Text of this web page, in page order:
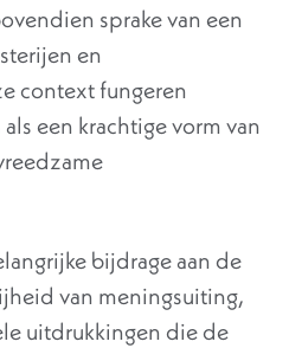
sprake van een
en
context fungeren
een krachtige vorm van
bijdrage aan de
van meningsuiting,
uitdrukkingen die de